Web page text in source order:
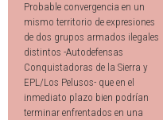
Probable convergencia en un
mismo territorio de expresiones
de dos grupos armados ilegales
distintos -Autodefensas
Conquistadoras de la Sierra y
EPL/Los Pelusos- que en el
inmediato plazo bien podrían
terminar enfrentados en una